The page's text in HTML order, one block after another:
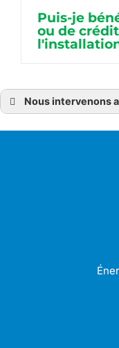
Puis-je
ou de
Nous intervenons
Chauffagiste à Pordic
Chauffagiste à Binic-